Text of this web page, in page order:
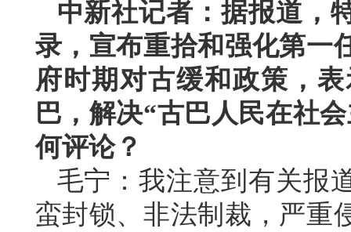
中新社记者：据报道，
录，宣布重拾和强化第一
府时期对古缓和政策，
巴，解决“古巴人民在社
何评论？
毛宁：我注意到有关报
蛮封锁、非法制裁，严重